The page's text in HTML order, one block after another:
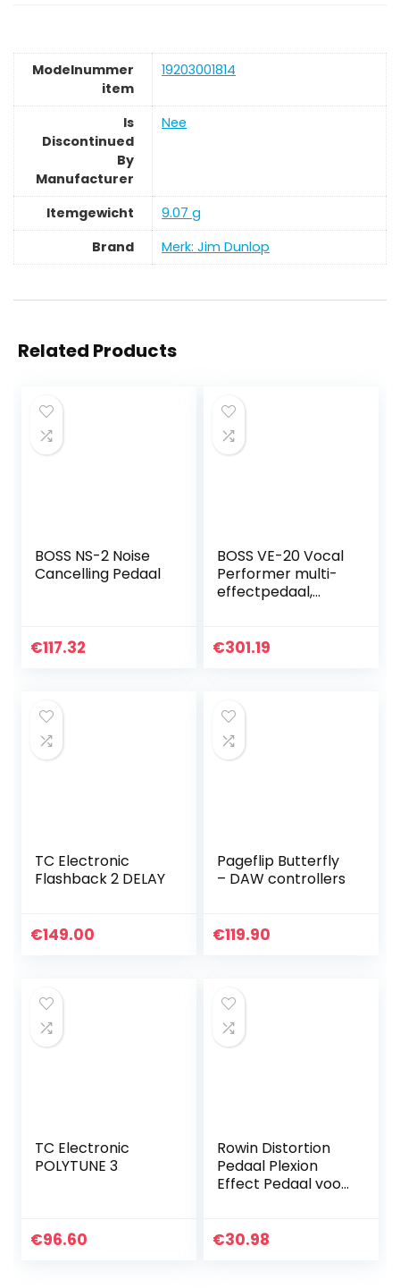
Modelnummer
item
‎19203001814
Is
Discontinued
By
Manufacturer
‎Nee
Itemgewicht
‎9.07 g
Brand
Merk: Jim Dunlop
Related Products
BOSS NS-2 Noise
Cancelling Pedaal
€117.32
BOSS VE-20 Vocal
Performer multi-
effectpedaal,
robuuste BOSS-
€301.19
TC Electronic
Flashback 2 DELAY
€149.00
Pageflip Butterfly
– DAW controllers
€119.90
TC Electronic
POLYTUNE 3
€96.60
Rowin Distortion
Pedaal Plexion
Effect Pedaal voor
normale modi True
€30.98